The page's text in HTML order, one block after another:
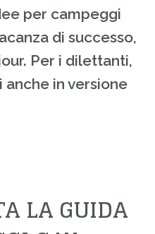
per campeggi
di successo,
Per i dilettanti,
anche in versione
LA GUIDA